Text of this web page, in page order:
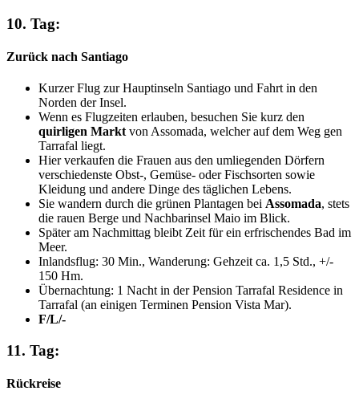
10. Tag:
Zurück nach Santiago
Kurzer Flug zur Hauptinseln Santiago und Fahrt in den
Norden der Insel.
Wenn es Flugzeiten erlauben, besuchen Sie kurz den
quirligen Markt von Assomada, welcher auf dem Weg gen
Tarrafal liegt.
Hier verkaufen die Frauen aus den umliegenden Dörfern
verschiedenste Obst-, Gemüse- oder Fischsorten sowie
Kleidung und andere Dinge des täglichen Lebens.
Sie wandern durch die grünen Plantagen bei Assomada, stets
die rauen Berge und Nachbarinsel Maio im Blick.
Später am Nachmittag bleibt Zeit für ein erfrischendes Bad im
Meer.
Inlandsflug: 30 Min., Wanderung: Gehzeit ca. 1,5 Std., +/-
150 Hm.
Übernachtung: 1 Nacht in der Pension Tarrafal Residence in
Tarrafal (an einigen Terminen Pension Vista Mar).
F/L/-
11. Tag:
Rückreise